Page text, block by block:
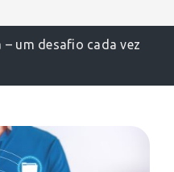
– um desafio cada vez